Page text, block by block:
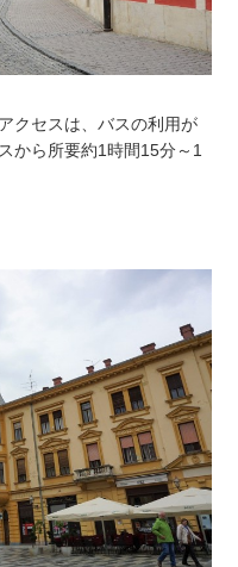
クセスは、バスの利用が
から所要約1時間15分～1